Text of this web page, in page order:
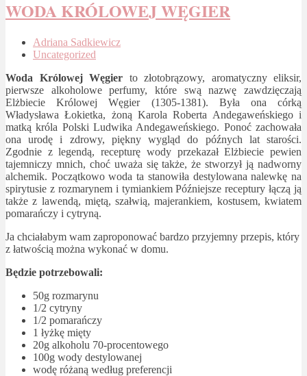
WODA KRÓLOWEJ WĘGIER
Adriana Sadkiewicz
Uncategorized
Woda Królowej Węgier to złotobrązowy, aromatyczny eliksir,
pierwsze alkoholowe perfumy, które swą nazwę zawdzięczają
Elżbiecie Królowej Węgier (1305-1381). Była ona córką
Władysława Łokietka, żoną Karola Roberta Andegaweńskiego i
matką króla Polski Ludwika Andegaweńskiego. Ponoć zachowała
ona urodę i zdrowy, piękny wygląd do późnych lat starości.
Zgodnie z legendą, recepturę wody przekazał Elżbiecie pewien
tajemniczy mnich, choć uważa się także, że stworzył ją nadworny
alchemik. Początkowo woda ta stanowiła destylowana nalewkę na
spirytusie z rozmarynem i tymiankiem Późniejsze receptury łączą ją
także z lawendą, miętą, szałwią, majerankiem, kostusem, kwiatem
pomarańczy i cytryną.
Ja chciałabym wam zaproponować bardzo przyjemny przepis, który
z łatwością można wykonać w domu.
Będzie potrzebowali:
50g rozmarynu
1/2 cytryny
1/2 pomarańczy
1 łyżkę mięty
20g alkoholu 70-procentowego
100g wody destylowanej
wodę różaną według preferencji